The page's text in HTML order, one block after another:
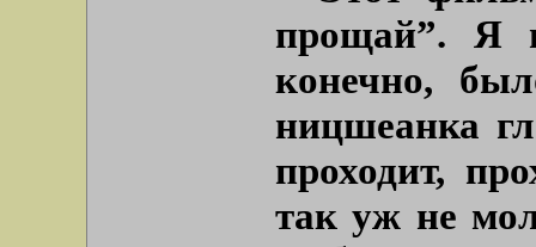
прощай”. Я
конечно,
ницшеанка
проходит,
так уж не